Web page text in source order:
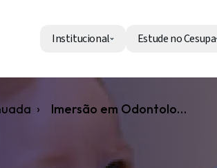
Institucional Estude no Cesupa
› Imersão em Odontologia para Bebês - 2ª edição